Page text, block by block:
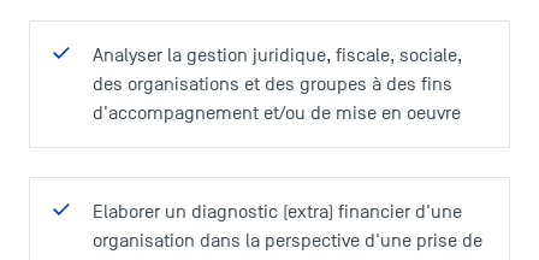
Analyser la gestion juridique, fiscale, sociale,
des organisations et des groupes à des fins
d'accompagnement et/ou de mise en oeuvre
Elaborer un diagnostic (extra) financier d'une
organisation dans la perspective d'une prise de